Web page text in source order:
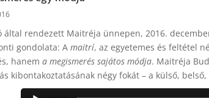
által rendezett Maitréja ünnepen, 2016.
gondolata: A maitrí, az egyetemes és feltétel
hanem a megismerés sajátos módja. Maitréja
kibontakoztatásának négy fokát – a külső,
Audio